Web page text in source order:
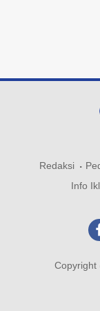
Redaksi
Info
Copyright